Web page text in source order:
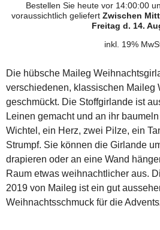
Bestellen Sie heute vor 14:00:00
voraussichtlich geliefert Zwischen
Freitag d. 14.
inkl. 19%
Die hübsche Maileg
verschiedenen, klassischen Maileg
geschmückt. Die Stoffgirlande ist
Leinen gemacht und an ihr
Wichtel, ein Herz, zwei Pilze, ein
Strumpf. Sie können die Girlande
drapieren oder an eine Wand
Raum etwas weihnachtlicher aus.
2019 von Maileg ist ein gut
Weihnachtsschmuck für die